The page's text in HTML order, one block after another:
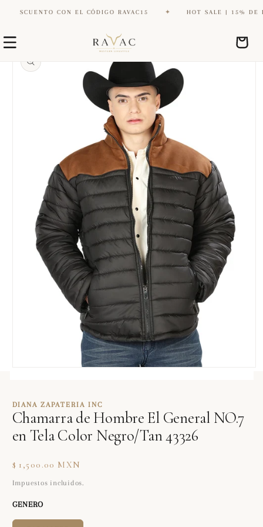
directamente
al contenido
CON EL CÓDIGO RAVAC15 HOT SALE | 15% DE
Carrito
directamente
información
en
una
ventana
modal
DIANA ZAPATERIA INC
Chamarra de Hombre El General NO.7
en Tela Color Negro/Tan 43326
Precio
habitual
$ 1,500.00 MXN
Impuestos incluidos.
GENERO